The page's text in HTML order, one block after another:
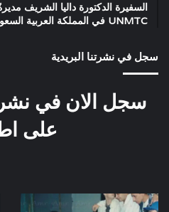
السفيرة الدكتورة داليا الشريف
UNMTC في المملكة العربية السعودية
سجل في نشرتنا البريدية
سجل الان في
على
كواليس